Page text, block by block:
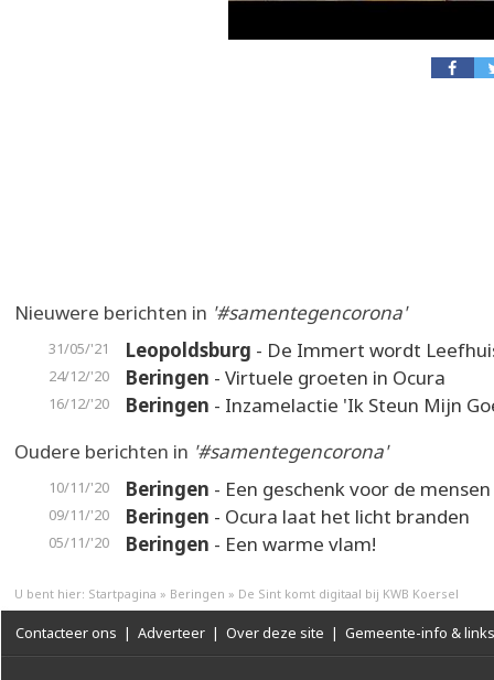
Nieuwere berichten in '#samentegencorona'
31/05/'21 Leopoldsburg - De Immert wordt
24/12/'20 Beringen - Virtuele groeten in Ocura
16/12/'20 Beringen - Inzamelactie 'Ik Steun Mijn
Oudere berichten in '#samentegencorona'
10/11/'20 Beringen - Een geschenk voor de
09/11/'20 Beringen - Ocura laat het licht branden
05/11/'20 Beringen - Een warme vlam!
U bent hier: Startpagina » Beringen » De Sint komt digitaal bij KWB Koersel
Contacteer ons | Adverteer | Over deze site | Gemeente-info & links